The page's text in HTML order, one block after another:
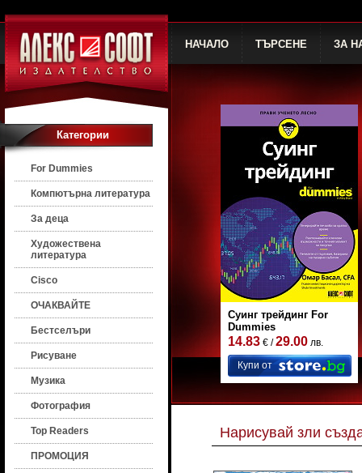
НАЧАЛО ТЪРСЕНЕ ЗА
Категории
For Dummies
Компютърна литература
За деца
Художествена
литература
Cisco
ОЧАКВАЙТЕ
Бестселъри
Рисуване
Музика
Фотография
Top Readers
ПРОМОЦИЯ
Суинг трейдинг For
Dummies
14.83 € /29.00 лв.
Купи от
Нарисувай зли